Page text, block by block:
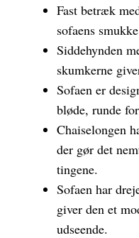
Fast betræk
sofaens
Siddehynden
skumkerne
Sofaen er
bløde, runde
Chaiselongen
der gør det
tingene.
Sofaen har
giver den et
udseende.